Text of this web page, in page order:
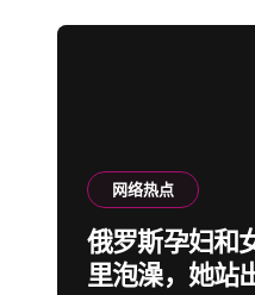
网络热点
俄罗斯孕妇和
里泡澡，她站